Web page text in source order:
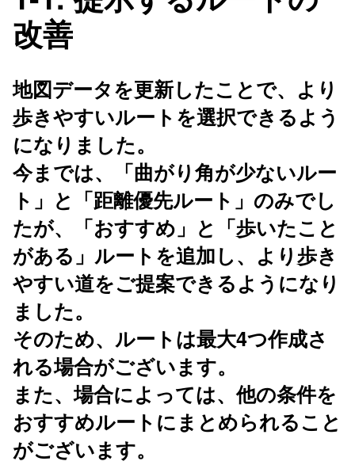
改善
地図データを更新したことで、より
歩きやすいルートを選択できるよう
になりました。
今までは、「曲がり角が少ないルー
ト」と「距離優先ルート」のみでし
たが、「おすすめ」と「歩いたこと
がある」ルートを追加し、より歩き
やすい道をご提案できるようになり
ました。
そのため、ルートは最大4つ作成さ
れる場合がございます。
また、場合によっては、他の条件を
おすすめルートにまとめられること
がございます。